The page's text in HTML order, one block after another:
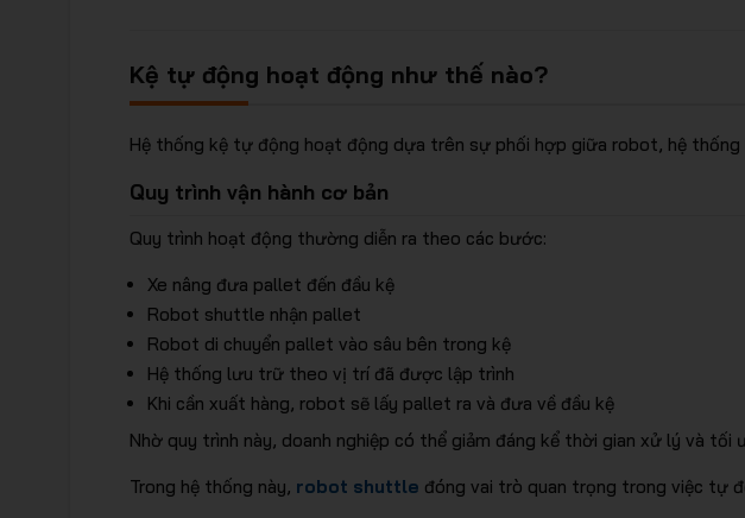
Kệ tự động hoạt động như thế nào?
Hệ thống kệ tự động hoạt động dựa trên sự phối hợp giữa robot, hệ thống
Quy trình vận hành cơ bản
Quy trình hoạt động thường diễn ra theo các bước:
Xe nâng đưa pallet đến đầu kệ
Robot shuttle nhận pallet
Robot di chuyển pallet vào sâu bên trong kệ
Hệ thống lưu trữ theo vị trí đã được lập trình
Khi cần xuất hàng, robot sẽ lấy pallet ra và đưa về đầu kệ
Nhờ quy trình này, doanh nghiệp có thể giảm đáng kể thời gian xử lý và tối
Trong hệ thống này, robot shuttle đóng vai trò quan trọng trong việc tự